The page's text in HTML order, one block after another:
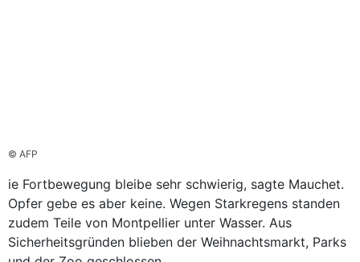
© AFP
ie Fortbewegung bleibe sehr schwierig, sagte Mauchet.
Opfer gebe es aber keine. Wegen Starkregens standen
zudem Teile von Montpellier unter Wasser. Aus
Sicherheitsgründen blieben der Weihnachtsmarkt, Parks